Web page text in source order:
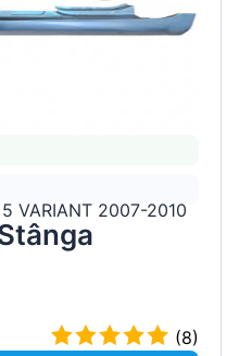
5 VARIANT 2007-2010
(8)